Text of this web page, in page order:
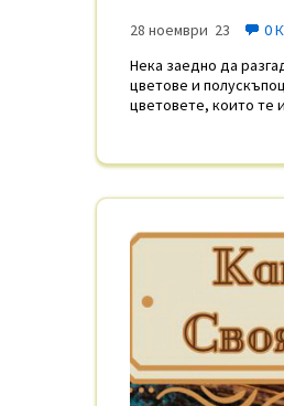
28 ноември 23
0
Нека заедно да
цветове и
цветовете, които те